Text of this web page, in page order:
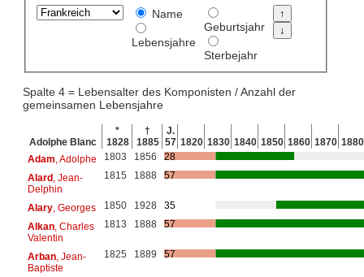
Name
Lebensjahre
Geburtsjahr
Sterbejahr
Spalte 4 = Lebensalter des Komponisten / Anzahl der
gemeinsamen Lebensjahre
Adolphe Blanc
*
1828
†
1885
J.
57 1820 1830 1840 1850 1860 1870 1880
Adam , Adolphe 1803 1856
28
Alard, Jean-
Delphin
1815 1888 57
Alary, Georges 1850 1928
35
Alkan, Charles
Valentin
1813 1888 57
Arban, Jean-
Baptiste
1825 1889 57